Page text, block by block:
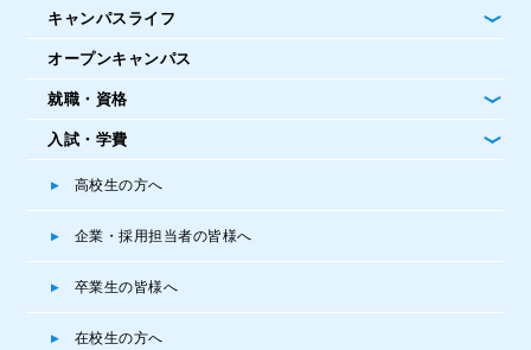
キャンパスライフ
オープンキャンパス
就職・資格
入試・学費
高校生の方へ
企業・採用担当者の皆様へ
卒業生の皆様へ
在校生の方へ